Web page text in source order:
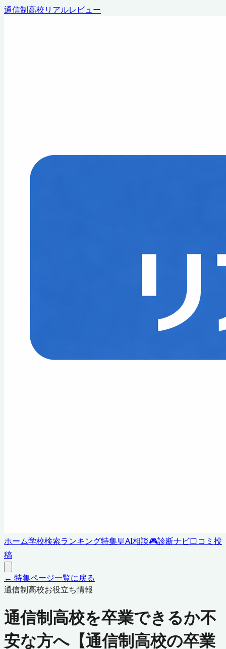
通信制高校リアルレビュー
ホーム学校検索ランキング特集💬AI相談🎮診断ナビ口コミ投
稿
← 特集ページ一覧に戻る
通信制高校お役立ち情報
通信制高校を卒業できるか不
安な方へ【通信制高校の卒業